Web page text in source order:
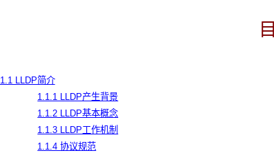
目
1.1 LLDP简介
1.1.1 LLDP产生背景
1.1.2 LLDP基本概念
1.1.3 LLDP工作机制
1.1.4 协议规范